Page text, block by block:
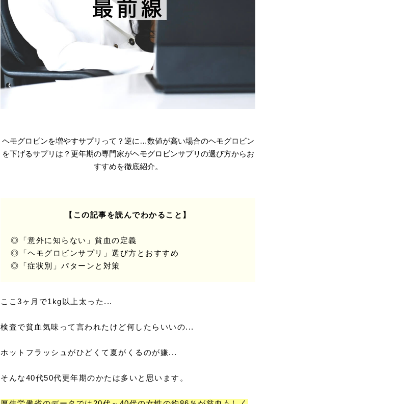
ヘモグロビンを増やすサプリって？逆に…数値が高い場合のヘモグロビン
を下げるサプリは？更年期の専門家がヘモグロビンサプリの選び方からお
すすめを徹底紹介。
【この記事を読んでわかること】
◎「意外に知らない」貧血の定義
◎「ヘモグロビンサプリ」選び方とおすすめ
◎「症状別」パターンと対策
ここ3ヶ月で1kg以上太った...
検査で貧血気味って言われたけど何したらいいの...
ホットフラッシュがひどくて夏がくるのが嫌...
そんな40代50代更年期のかたは多いと思います。